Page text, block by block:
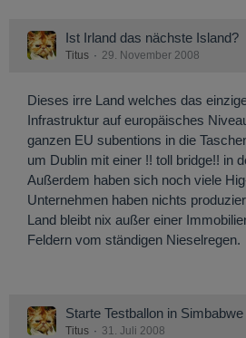
Ist Irland das nächste Island?
Titus 29. November 2008
Dieses irre Land welches das
Infrastruktur auf europäisches
ganzen EU subentions in die
um Dublin mit einer !! toll bridge!! in
Außerdem haben sich noch viele
Unternehmen haben nichts
Land bleibt nix außer einer
Feldern vom ständigen Nieselregen.
Starte Testballon in
Titus 31. Juli 2008